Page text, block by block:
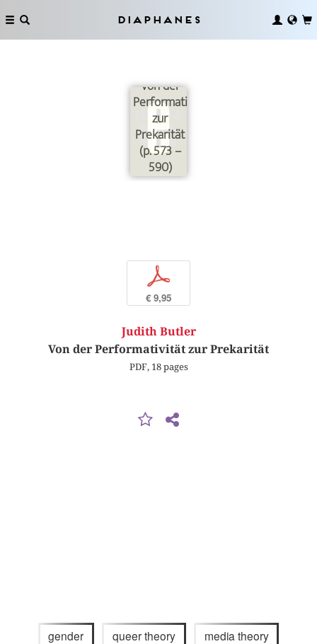
Diaphanes
Von der
Performativität
zur
Prekarität
(p. 573 –
590)
p
€ 9,95
Judith Butler
Von der Performativität zur Prekarität
PDF, 18 pages
gender queer theory media theory